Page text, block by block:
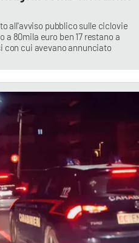
all'avviso pubblico sulle ciclovie
80mila euro ben 17 restano a
con cui avevano annunciato